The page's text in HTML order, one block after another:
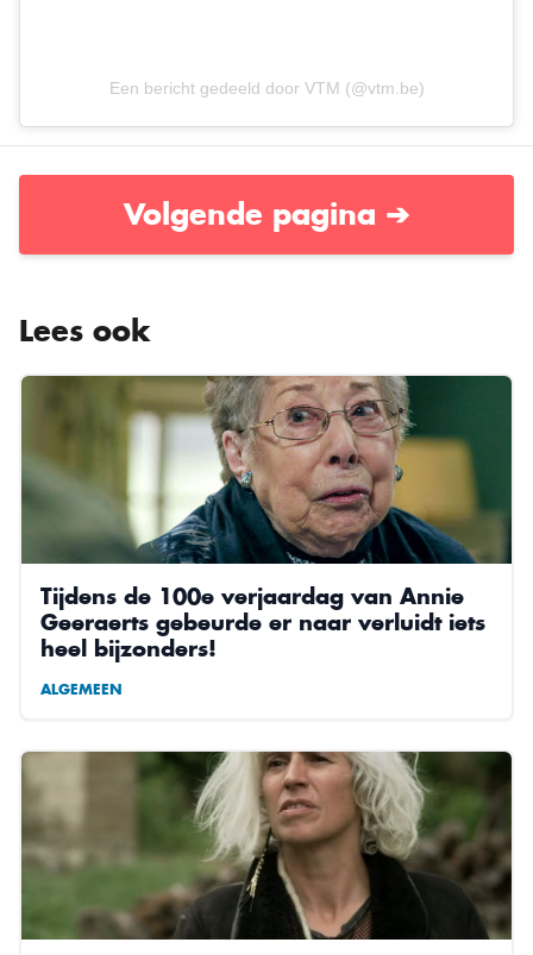
Een bericht gedeeld door VTM (@vtm.be)
Volgende pagina ➔
Lees ook
Tijdens de 100e verjaardag van Annie
Geeraerts gebeurde er naar verluidt iets
heel bijzonders!
ALGEMEEN